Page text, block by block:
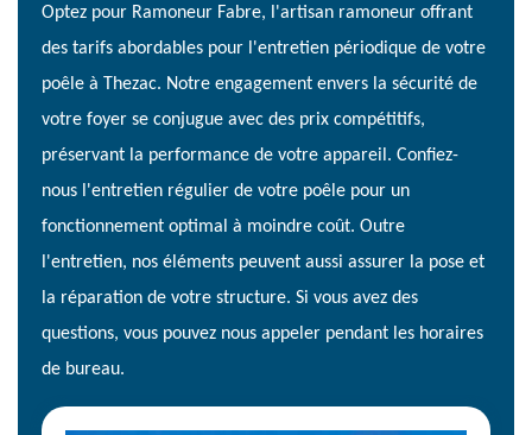
Optez pour Ramoneur Fabre, l'artisan ramoneur offrant
des tarifs abordables pour l'entretien périodique de votre
poêle à Thezac. Notre engagement envers la sécurité de
votre foyer se conjugue avec des prix compétitifs,
préservant la performance de votre appareil. Confiez-
nous l'entretien régulier de votre poêle pour un
fonctionnement optimal à moindre coût. Outre
l'entretien, nos éléments peuvent aussi assurer la pose et
la réparation de votre structure. Si vous avez des
questions, vous pouvez nous appeler pendant les horaires
de bureau.